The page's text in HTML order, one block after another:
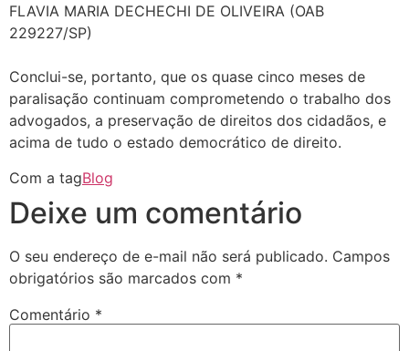
FLAVIA MARIA DECHECHI DE OLIVEIRA (OAB
229227/SP)
Conclui-se, portanto, que os quase cinco meses de
paralisação continuam comprometendo o trabalho dos
advogados, a preservação de direitos dos cidadãos, e
acima de tudo o estado democrático de direito.
Com a tagBlog
Deixe um comentário
O seu endereço de e-mail não será publicado. Campos
obrigatórios são marcados com *
Comentário *